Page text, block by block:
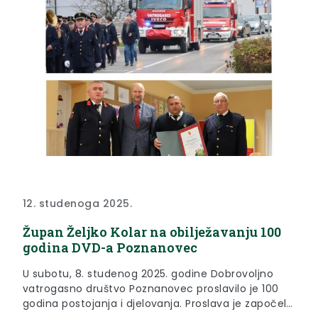
Macan iz Poduzetničkog centra Krapinsko-
zagorske...
12. studenoga 2025.
Župan Željko Kolar na obilježavanju 100
godina DVD-a Poznanovec
U subotu, 8. studenog 2025. godine Dobrovoljno
vatrogasno društvo Poznanovec proslavilo je 100
godina postojanja i djelovanja. Proslava je započela